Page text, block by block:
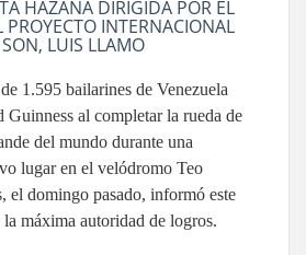
HAZAÑA DIRIGIDA POR EL
PROYECTO INTERNACIONAL
LUIS LLAMO
1.595 bailarines de Venezuela
Guinness al completar la rueda de
del mundo durante una
lugar en el velódromo Teo
el domingo pasado, informó este
máxima autoridad de logros.